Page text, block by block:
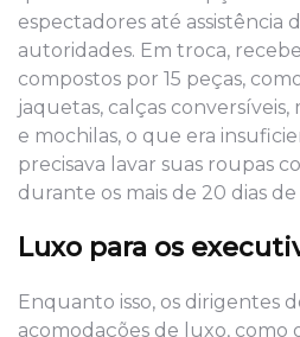
espectadores até assistência
autoridades. Em troca,
compostos por 15 peças,
jaquetas, calças conversíveis,
e mochilas, o que era
precisava lavar suas roupas
durante os mais de 20 dias
Luxo para os
Enquanto isso, os dirigentes
acomodações de luxo, como